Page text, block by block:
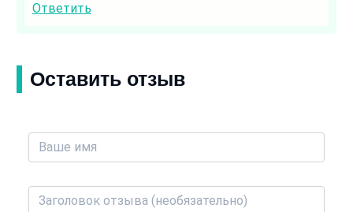
Ответить
Оставить отзыв